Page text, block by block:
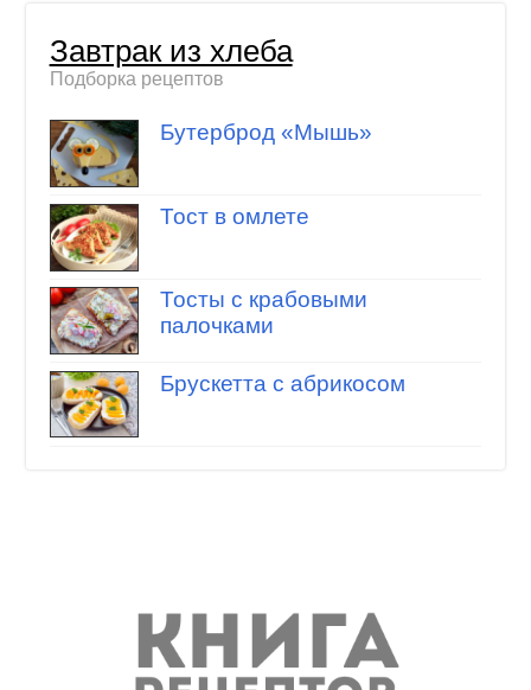
Завтрак из хлеба
Подборка рецептов
Бутерброд «Мышь»
Тост в омлете
Тосты с крабовыми
палочками
Брускетта с абрикосом